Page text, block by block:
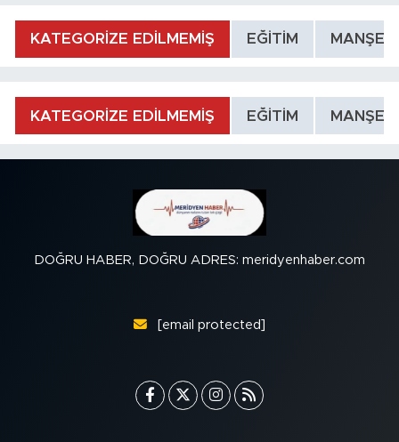
KATEGORİZE EDİLMEMİŞ EĞİTİM MANŞET
KATEGORİZE EDİLMEMİŞ EĞİTİM MANŞET
DOĞRU HABER, DOĞRU ADRES: meridyenhaber.com
[email protected]